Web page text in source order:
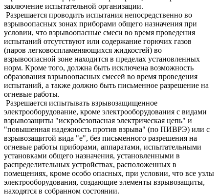
заключение испытательной организации.
Разрешается проводить испытания непосредственно во
взрывоопасных зонах приборами общего назначения при
условии, что взрывоопасные смеси во время проведения
испытаний отсутствуют или содержание горючих газов
(паров легковоспламеняющихся жидкостей) во
взрывоопасной зоне находится в пределах установленных
норм. Кроме того, должна быть исключена возможность
образования взрывоопасных смесей во время проведения
испытаний, а также должно быть письменное разрешение на
огневые работы.
Разрешается испытывать взрывозащищенное
электрооборудование, кроме электрооборудования с видами
взрывозащиты "искробезопасная электрическая цепь" и
"повышенная надежность против взрыва" (по ПИВРЭ) или с
взрывозащитой вида "е", без письменного разрешения на
огневые работы приборами, аппаратами, испытательными
установками общего назначения, установленными в
распределительных устройствах, расположенных в
помещениях, кроме особо опасных, при условии, что все узлы
электрооборудования, создающие элементы взрывозащиты,
находятся в собранном состоянии.